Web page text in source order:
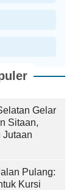
Gelar
Sitaan,
Jutaan
Pulang:
Kursi